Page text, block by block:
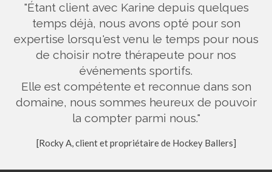
"Étant client avec Karine depuis quelques
temps déjà, nous avons opté pour son
expertise lorsqu'est venu le temps pour nous
de choisir notre thérapeute pour nos
événements sportifs.
Elle est compétente et reconnue dans son
domaine, nous sommes heureux de pouvoir
la compter parmi nous."
[Rocky A, client et propriétaire de Hockey Ballers]